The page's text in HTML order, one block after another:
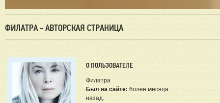
ФИЛАТРА - АВТОРСКАЯ СТРАНИЦА
О ПОЛЬЗОВАТЕЛЕ
Филатра
Был на сайте: более месяца
назад.